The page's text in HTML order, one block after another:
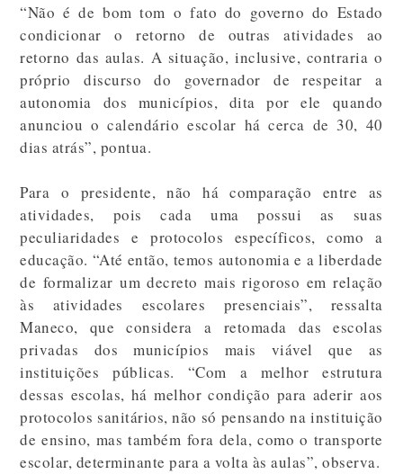
“Não é de bom tom o fato do governo do Estado
condicionar o retorno de outras atividades ao
retorno das aulas. A situação, inclusive, contraria o
próprio discurso do governador de respeitar a
autonomia dos municípios, dita por ele quando
anunciou o calendário escolar há cerca de 30, 40
dias atrás”, pontua.
Para o presidente, não há comparação entre as
atividades, pois cada uma possui as suas
peculiaridades e protocolos específicos, como a
educação. “Até então, temos autonomia e a liberdade
de formalizar um decreto mais rigoroso em relação
às atividades escolares presenciais”, ressalta
Maneco, que considera a retomada das escolas
privadas dos municípios mais viável que as
instituições públicas. “Com a melhor estrutura
dessas escolas, há melhor condição para aderir aos
protocolos sanitários, não só pensando na instituição
de ensino, mas também fora dela, como o transporte
escolar, determinante para a volta às aulas”, observa.